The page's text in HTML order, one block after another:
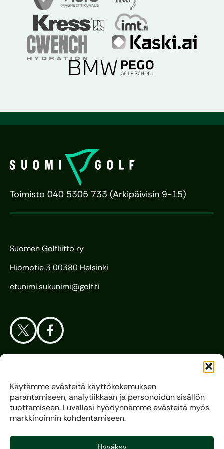
Käytämme evästeitä käyttökokemuksen
parantamiseen, analytiikkaan ja personoidun sisällön
tuottamiseen. Luvallasi hyödynnämme evästeitä myös
markkinoinnin kohdentamiseen.
Hyväksy
Toimisto 040 5305 733 (Arkipäivisin 9-15)
Suomen Golfliitto ry
Hiomotie 3 00380 Helsinki
etunimi.sukunimi@golf.fi
Liitto
Kilpagolf